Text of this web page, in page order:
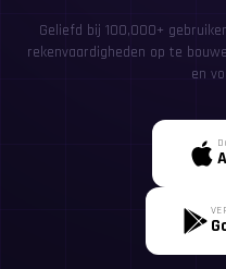
Geliefd bij 100,000+
rekenvaardigheden op te
en